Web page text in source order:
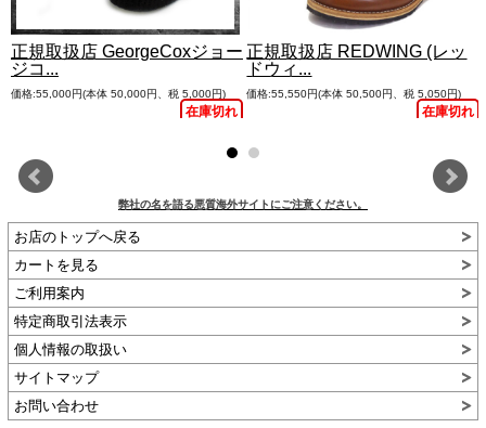
正規取扱店 GeorgeCoxジョー
ジコ...
価格:55,000円(本体 50,000円、税 5,000円)
在庫切れ
正規取扱店 REDWING (レッ
ドウィ...
価格:55,550円(本体 50,500円、税 5,050円)
在庫切れ
弊社の名を語る悪質海外サイトにご注意ください。
お店のトップへ戻る
カートを見る
ご利用案内
特定商取引法表示
個人情報の取扱い
サイトマップ
お問い合わせ